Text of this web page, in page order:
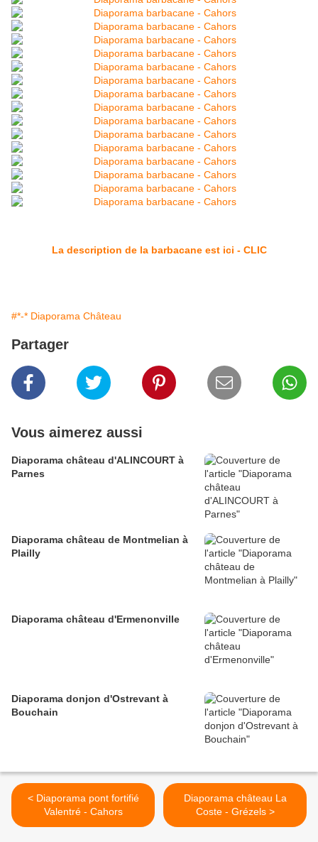
La description de la barbacane est ici - CLIC
#*-* Diaporama Château
Partager
Vous aimerez aussi
Diaporama château d'ALINCOURT à
Parnes
Diaporama château de Montmelian à
Plailly
Diaporama château d'Ermenonville
Diaporama donjon d'Ostrevant à
Bouchain
< Diaporama pont fortifié
Valentré - Cahors
Diaporama château La
Coste - Grézels >